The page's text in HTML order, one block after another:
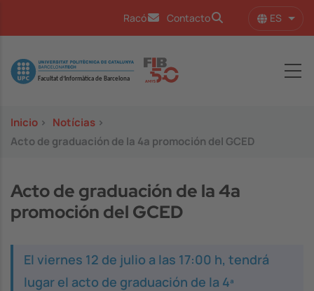
Racó Contacto ES
Image
Inicio > Notícias >
Acto de graduación de la 4a promoción del GCED
Acto de graduación de la 4a
promoción del GCED
El viernes 12 de julio a las 17:00 h, tendrá
lugar el acto de graduación de la 4ª